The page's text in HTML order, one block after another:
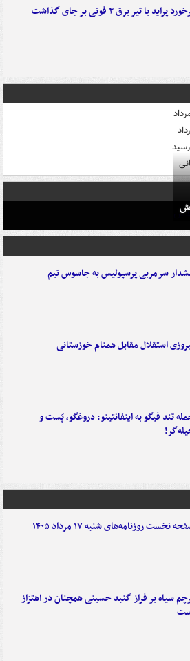
پراید با تیر برق ۲ فوتی بر جای گذاشت
سرمربی پرسپولیس به جاسوس تیم
استقلال مقابل همنام خوزستانی
تند فیگو به اینفانتینو: دروغگو، پَست‌ و
نخست روزنامه‌های شنبه ۱۷ مرداد ۱۴۰۵
سیاه بر فراز گنبد حسینی همچنان در اهتزاز